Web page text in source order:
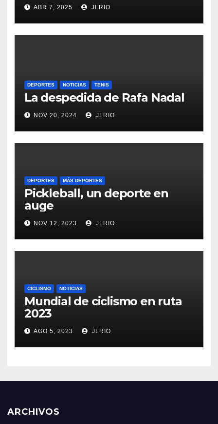
ABR 7, 2025 JLRIO
DEPORTES NOTICIAS TENIS
La despedida de Rafa Nadal
NOV 20, 2024 JLRIO
DEPORTES MÁS DEPORTES
Pickleball, un deporte en
auge
NOV 12, 2023 JLRIO
CICLISMO NOTICIAS
Mundial de ciclismo en ruta
2023
AGO 5, 2023 JLRIO
ARCHIVOS